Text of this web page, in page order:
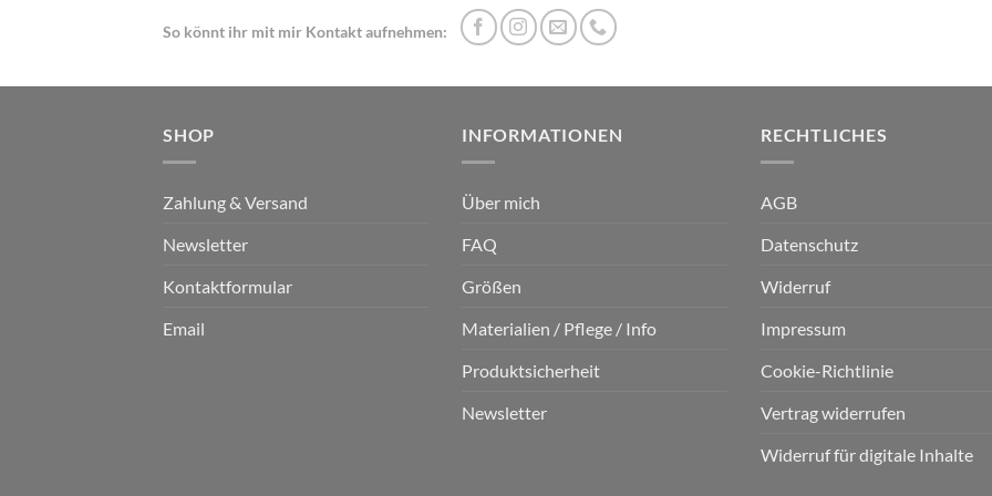
Optionen
auf
Produktseite
gewählt
So könnt ihr mit mir Kontakt aufnehmen:
SHOP
Zahlung & Versand
Newsletter
Kontaktformular
Email
INFORMATIONEN
Über mich
FAQ
Größen
Materialien / Pflege / Info
Produktsicherheit
Newsletter
RECHTLICHES
AGB
Datenschutz
Widerruf
Impressum
Cookie-Richtlinie
Vertrag widerrufen
Widerruf für digitale Inhalte